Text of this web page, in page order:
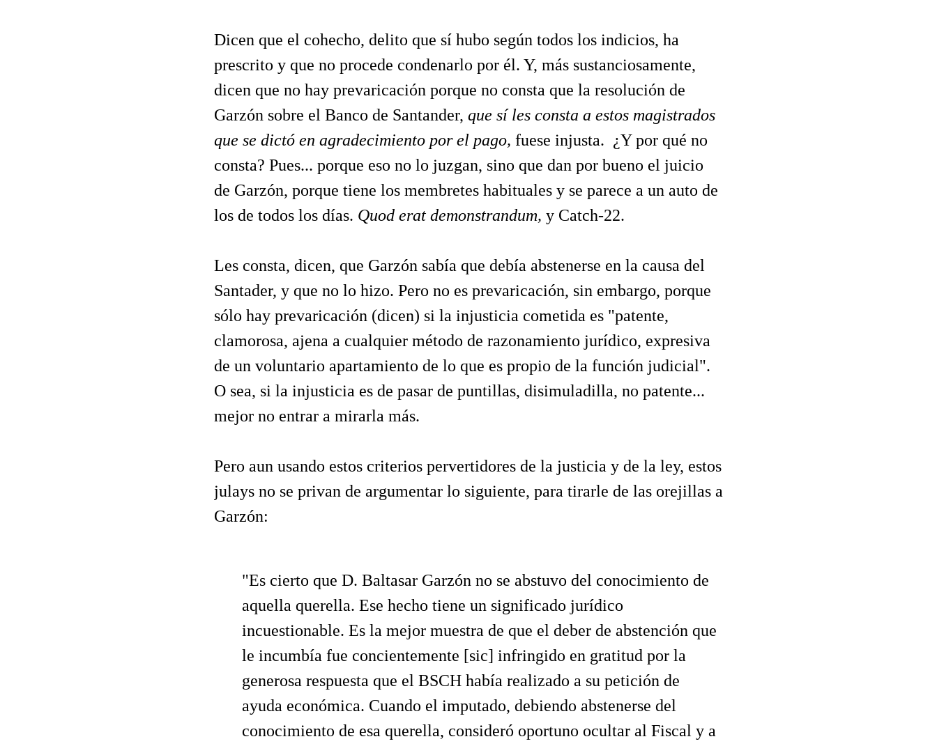
Dicen que el cohecho, delito que sí hubo según todos los indicios, ha
prescrito y que no procede condenarlo por él. Y, más sustanciosamente,
dicen que no hay prevaricación porque no consta que la resolución de
Garzón sobre el Banco de Santander, que sí les consta a estos magistrados
que se dictó en agradecimiento por el pago, fuese injusta. ¿Y por qué no
consta? Pues... porque eso no lo juzgan, sino que dan por bueno el juicio
de Garzón, porque tiene los membretes habituales y se parece a un auto de
los de todos los días. Quod erat demonstrandum, y Catch-22.
Les consta, dicen, que Garzón sabía que debía abstenerse en la causa del
Santader, y que no lo hizo. Pero no es prevaricación, sin embargo, porque
sólo hay prevaricación (dicen) si la injusticia cometida es "patente,
clamorosa, ajena a cualquier método de razonamiento jurídico, expresiva
de un voluntario apartamiento de lo que es propio de la función judicial".
O sea, si la injusticia es de pasar de puntillas, disimuladilla, no patente...
mejor no entrar a mirarla más.
Pero aun usando estos criterios pervertidores de la justicia y de la ley, estos
julays no se privan de argumentar lo siguiente, para tirarle de las orejillas a
Garzón:
"Es cierto que D. Baltasar Garzón no se abstuvo del conocimiento de
aquella querella. Ese hecho tiene un significado jurídico
incuestionable. Es la mejor muestra de que el deber de abstención que
le incumbía fue concientemente [sic] infringido en gratitud por la
generosa respuesta que el BSCH había realizado a su petición de
ayuda económica. Cuando el imputado, debiendo abstenerse del
conocimiento de esa querella, consideró oportuno ocultar al Fiscal y a